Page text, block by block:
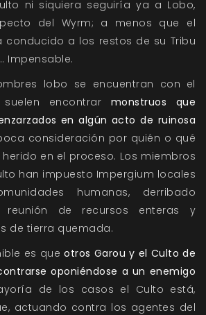
ni siquiera seguiría ya a Lobo,
del Wyrm; a menos que el
conducido a los restos de su Tribu
Impensable.
lobo se encuentran con el
encontrar monstruos que
en algún acto de ruinosa
consideración por quién o qué
en el proceso. Los miembros
han impuesto Impergium locales
humanas, derribado
reunión de recursos enteras y
de tierra quemada.
es que otros Garou y el Culto de
oponiéndose a un enemigo
de los casos el Culto está,
actuando contra los agentes del